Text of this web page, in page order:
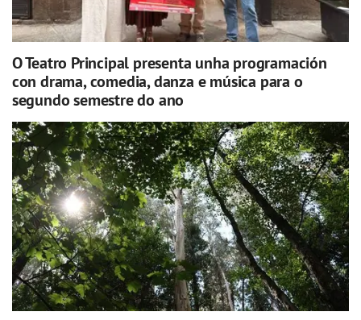
O Teatro Principal presenta unha programación
con drama, comedia, danza e música para o
segundo semestre do ano